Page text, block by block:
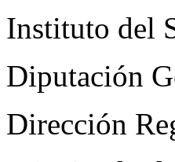
Instituto del
Diputación
Dirección